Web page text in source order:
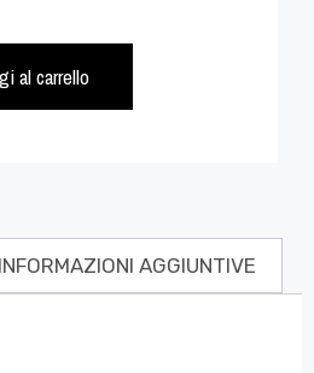
al carrello
INFORMAZIONI AGGIUNTIVE